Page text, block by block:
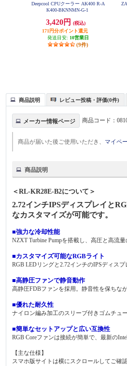
Deepcool CPUクーラー AK400 R-A
K400-BKNNMN-G-1
3,420円
(税込)
171円分ポイント還元
発送目安: 10営業日
(9件)
商品説明 レビュー投稿・評価(0件)
メーカー情報ページ 商品コード：
商品が届いた後ご使用いただき、 マイペ
商品説明
＜RL-KR28E-B2について＞
2.72インチIPSディスプレイと
なカスタマイズが可能です。
■強力な冷却性能
NZXT Turbine Pumpを搭載し、高圧と高流
■カスタマイズ可能なRGBライト
RGB LEDリングと2.72インチのIPSディス
■高静圧ファンで静音動作
高静圧FDBファンを採用。静音性を保ちな
■優れた耐久性
ナイロン編み加工のスリーブ付きゴムチュ
■簡単なセットアップと広い互換性
RGB Coreファンは接続が簡単で、最新の
【主な仕様】
スマホ版サイトは横にスクロールしてご確